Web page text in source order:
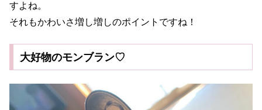
すよね。
それもかわいさ増し増しのポイントですね！
大好物のモンブラン♡